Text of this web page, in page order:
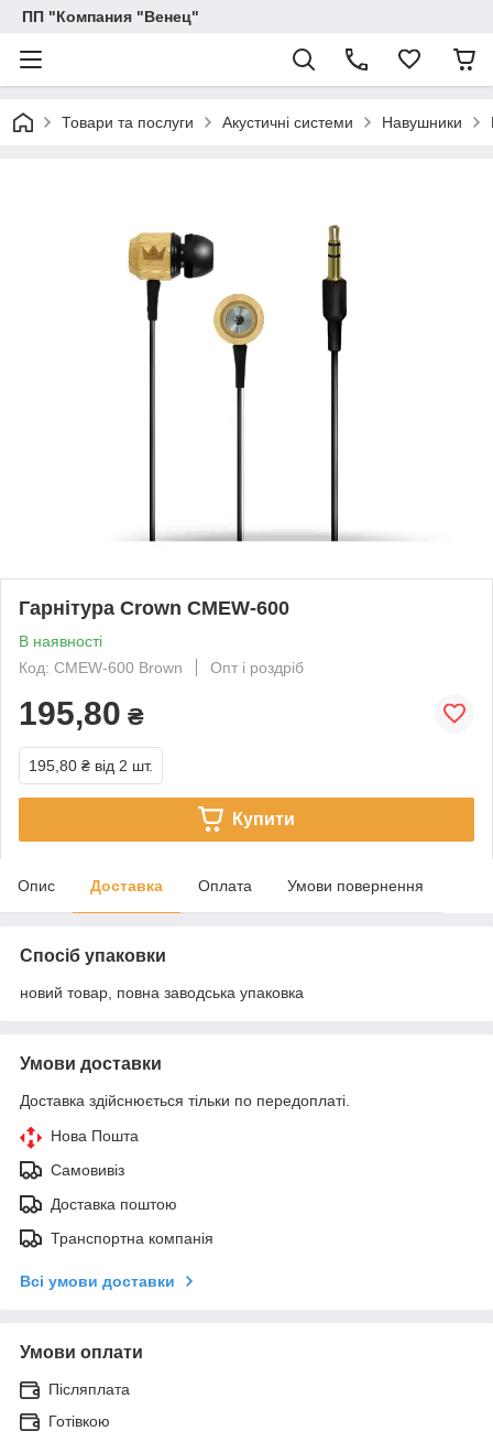
ПП "Компания "Венец"
Товари та послуги Акустичні системи Навушники
Гарнітура Crown CMEW-600
В наявності
Код: CMEW-600 Brown
Опт і роздріб
195,80 ₴
195,80 ₴ від 2 шт.
Купити
Опис Доставка Оплата Умови повернення
Спосіб упаковки
новий товар, повна заводська упаковка
Умови доставки
Доставка здійснюється тільки по передоплаті.
Нова Пошта
Самовивіз
Доставка поштою
Транспортна компанія
Всі умови доставки
Умови оплати
Післяплата
Готівкою